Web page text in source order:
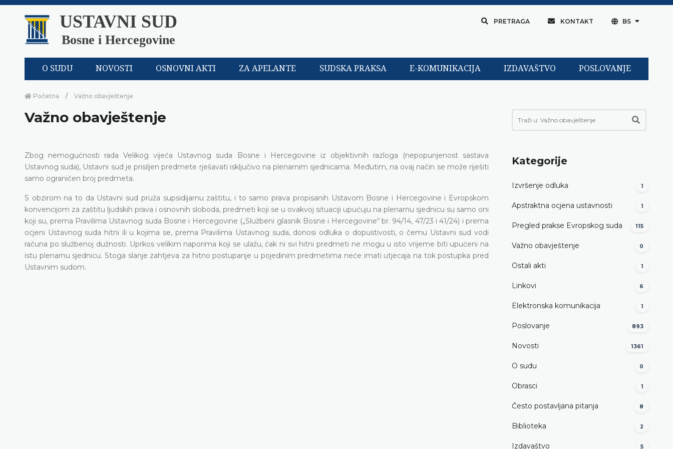
USTAVNI SUD
Bosne i Hercegovine
PRETRAGA KONTAKT BS
O SUDU NOVOSTI OSNOVNI AKTI ZA APELANTE SUDSKA PRAKSA E-KOMUNIKACIJA IZDAVAŠTVO POSLOVANJE
Početna Važno obavještenje
Važno obavještenje
Zbog nemogućnosti rada Velikog vijeća Ustavnog suda Bosne i Hercegovine iz objektivnih razloga (nepopunjenost sastava
Ustavnog suda), Ustavni sud je prisiljen predmete rješavati isključivo na plenarnim sjednicama. Međutim, na ovaj način se može riješiti
samo ograničen broj predmeta.
S obzirom na to da Ustavni sud pruža supsidijarnu zaštitu, i to samo prava propisanih Ustavom Bosne i Hercegovine i Evropskom
konvencijom za zaštitu ljudskih prava i osnovnih sloboda, predmeti koji se u ovakvoj situaciji upućuju na plenarnu sjednicu su samo oni
koji su, prema Pravilima Ustavnog suda Bosne i Hercegovine („Službeni glasnik Bosne i Hercegovine“ br. 94/14, 47/23 i 41/24) i prema
ocjeni Ustavnog suda hitni ili u kojima se, prema Pravilima Ustavnog suda, donosi odluka o dopustivosti, o čemu Ustavni sud vodi
računa po službenoj dužnosti. Uprkos velikim naporima koji se ulažu, čak ni svi hitni predmeti ne mogu u isto vrijeme biti upućeni na
istu plenarnu sjednicu. Stoga slanje zahtjeva za hitno postupanje u pojedinim predmetima neće imati utjecaja na tok postupka pred
Ustavnim sudom.
Kategorije
Izvršenje odluka 1
Apstraktna ocjena ustavnosti 1
Pregled prakse Evropskog suda 115
Važno obavještenje 0
Ostali akti 1
Linkovi 6
Elektronska komunikacija 1
Poslovanje 893
Novosti 1361
O sudu 0
Obrasci 1
Često postavljana pitanja 8
Biblioteka 2
Izdavaštvo 5